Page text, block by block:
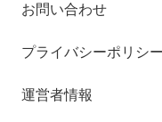
お問い合わせ
プライバシーポリシー
運営者情報